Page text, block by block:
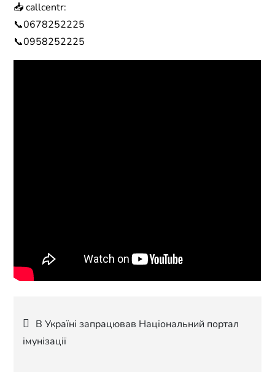
📥 callcentr:
📞0678252225
📞0958252225
Навігація
записів
В Україні запрацював Національний портал
імунізації